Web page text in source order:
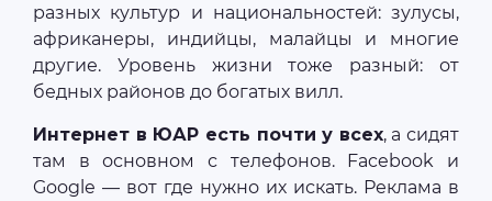
разных культур и национальностей: зулусы,
африканеры, индийцы, малайцы и многие
другие. Уровень жизни тоже разный: от
бедных районов до богатых вилл.
Интернет в ЮАР есть почти у всех, а сидят
там в основном с телефонов. Facebook и
Google — вот где нужно их искать. Реклама в